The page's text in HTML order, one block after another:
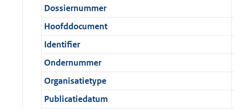
t
i
e
i
n
f
o
r
:
1
,
1
M
b
r
t
g
t
Dossiernummer
Hoofddocument
Identifier
Ondernummer
Organisatietype
Publicatiedatum